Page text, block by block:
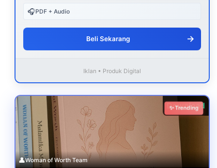
🎧PDF + Audio
Beli Sekarang →
Iklan • Produk Digital
Download
✨ Trending
👤Woman of Worth Team